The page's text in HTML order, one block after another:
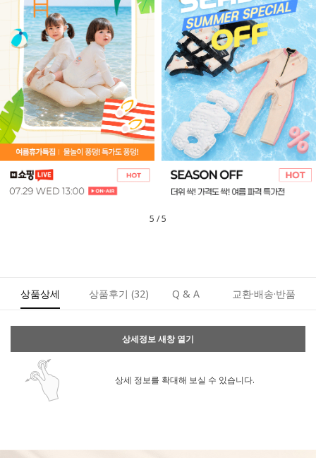
1 /5
상품상세 상품후기 (32) Q & A 교환·배송·반품
상세정보 새창 열기
상세 정보를 확대해 보실 수 있습니다.